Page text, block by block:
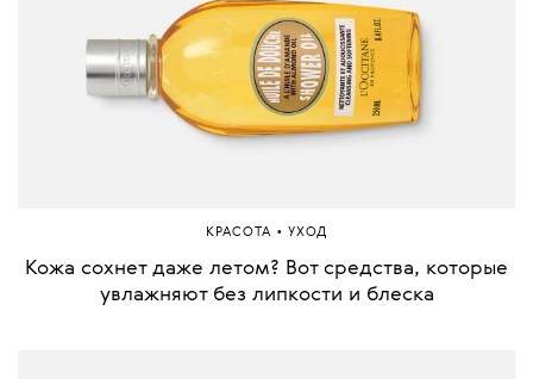
КРАСОТА • УХОД
Кожа сохнет даже летом? Вот средства, которые
увлажняют без липкости и блеска